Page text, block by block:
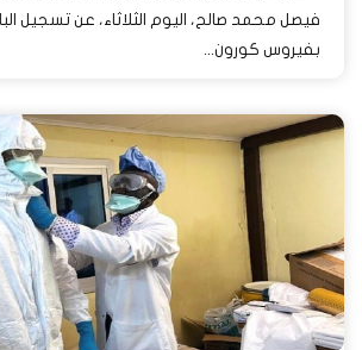
فيصل محمد صالح، اليوم الثلاثاء، عن تسجيل
بفيروس كورون...